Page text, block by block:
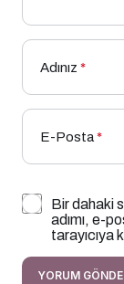
Adınız *
E-Posta*
Bir dahaki
adımı, e-
tarayıcıya
YORUM